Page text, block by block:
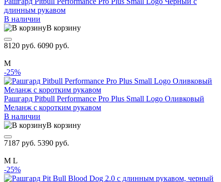
длинным рукавом
В наличии
В корзину
8120 руб. 6090 руб.
M
-25%
Рашгард Pitbull Performance Pro Plus Small Logo Оливковый
Меланж с коротким рукавом
В наличии
В корзину
7187 руб. 5390 руб.
M L
-25%